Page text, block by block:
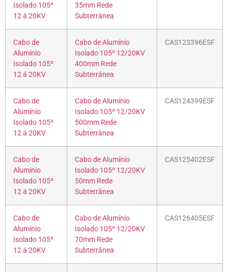
Isolado 105º
12 á 20KV
35mm Rede
Subterrânea
Cabo de
Alumínio
Isolado 105º
12 á 20KV
Cabo de Alumínio
Isolado 105º 12/20KV
400mm Rede
Subterrânea
CAS123396ESF
Cabo de
Alumínio
Isolado 105º
12 á 20KV
Cabo de Alumínio
Isolado 105º 12/20KV
500mm Rede
Subterrânea
CAS124399ESF
Cabo de
Alumínio
Isolado 105º
12 á 20KV
Cabo de Alumínio
Isolado 105º 12/20KV
50mm Rede
Subterrânea
CAS125402ESF
Cabo de
Alumínio
Isolado 105º
12 á 20KV
Cabo de Alumínio
Isolado 105º 12/20KV
70mm Rede
Subterrânea
CAS126405ESF